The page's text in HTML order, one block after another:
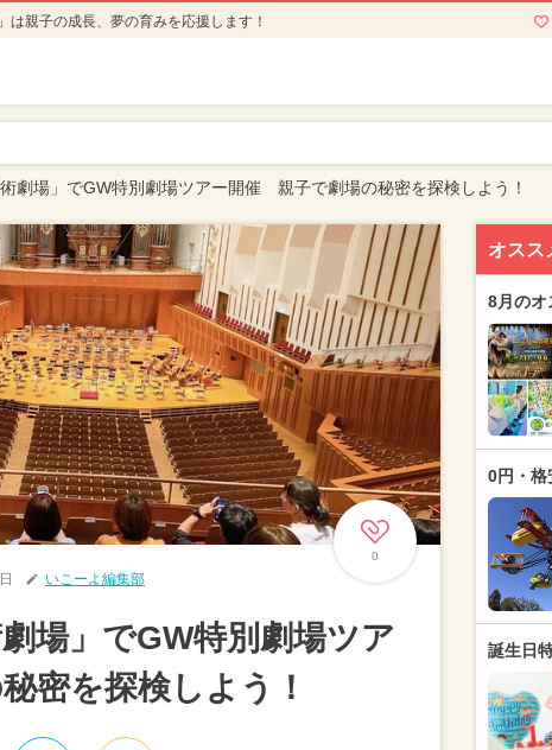
親子の成長、夢の育みを応援します！
劇場」でGW特別劇場ツアー開催 親子で劇場の秘密を探検しよう！
0
いこーよ編集部
場」でGW特別劇場ツア
密を探検しよう！
オスス
8月のオ
0円・格
誕生日